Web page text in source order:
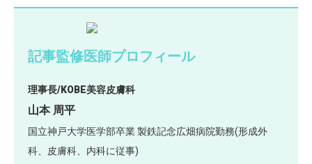
記事監修医師プロフィール
理事長/KOBE美容皮膚科
山本 周平
国立神戸大学医学部卒業 製鉄記念広畑病院勤務(形成外
科、皮膚科、内科に従事)